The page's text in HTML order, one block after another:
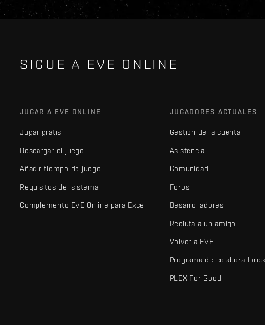
SIGUE A EVE ONLINE
JUGAR A EVE ONLINE
Jugar gratis
Descargar el juego
Añadir tiempo de juego
Requisitos del sistema
Complemento EVE Online para Excel
JUGADORES ACTUALES
Gestión de la cuenta
Asistencia
Comunidad
Foros
Desarrolladores
Recluta a un amigo
Volver a EVE
Programa de colaboradores
PLEX For Good